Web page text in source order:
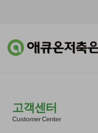
고객센터
Customer Center